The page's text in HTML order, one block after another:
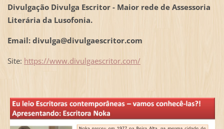
Divulgação Divulga Escritor - Maior rede de Assessoria
Literária da Lusofonia.
Email: divulga@divulgaescritor.com
Site: https://www.divulgaescritor.com/